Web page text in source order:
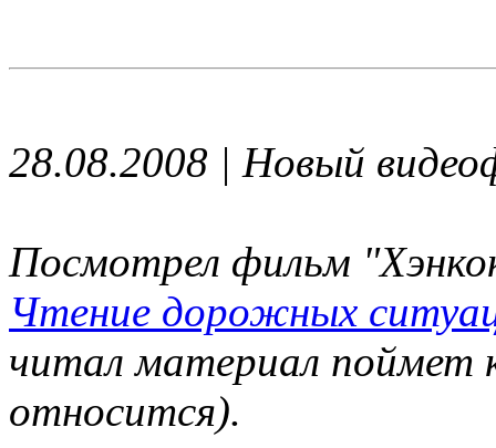
28.08.2008 | Новый
Посмотрел фильм
Чтение дорожных
читал материал поймет
относится).